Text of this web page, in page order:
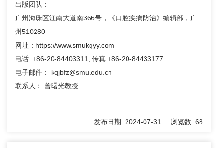
出版团队：
广州海珠区江南大道南366号，《口腔疾病防治》编辑部，广
州510280
网址： https://www.smukqyy.com
电话: +86-20-84403311; 传真:+86-20-84433177
电子邮件： kqjbfz@smu.edu.cn
联系人： 曾曙光教授
发布日期: 2024-07-31 浏览数: 68